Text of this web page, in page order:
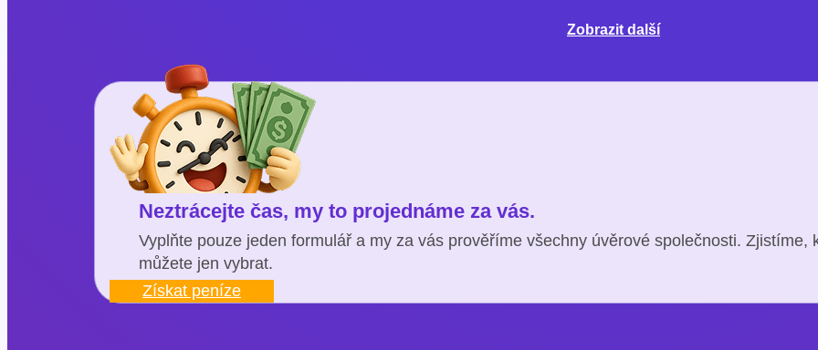
Zobrazit další
Neztrácejte čas, my to projednáme za vás.
Vyplňte pouze jeden formulář a my za vás prověříme všechny úvěrové společnosti. Zjistíme,
můžete jen vybrat.
Získat peníze